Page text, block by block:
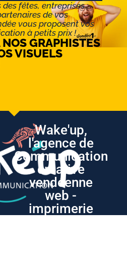
fêtes, entreprises :
de vos
vous proposent vos
à petits prix !
NOS GRAPHISTES
VISUELS
Wake'up,
l'agence de
Communication
créative
vendéenne
web -
imprimerie